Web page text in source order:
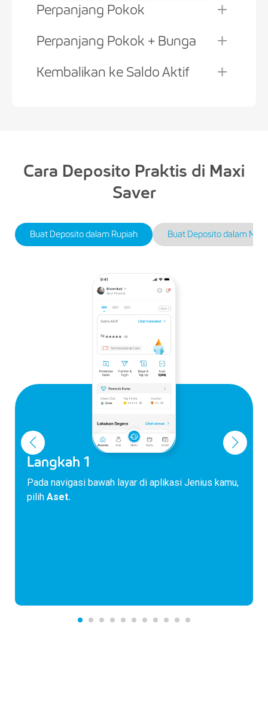
Perpanjang Pokok
Perpanjang Pokok + Bunga
Kembalikan ke Saldo Aktif
Cara Deposito Praktis di Maxi
Saver
Buat Deposito dalam Rupiah Buat Deposito dalam
Langkah 1
Pada navigasi bawah layar di aplikasi Jenius kamu,
pilih Aset.